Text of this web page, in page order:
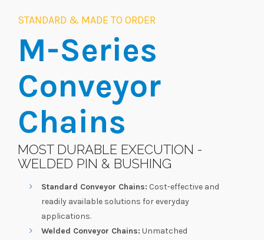
STANDARD & MADE TO ORDER
M-Series
Conveyor
Chains
MOST DURABLE EXECUTION -
WELDED PIN & BUSHING
Standard Conveyor Chains: Cost-effective and
readily available solutions for everyday
applications.
Welded Conveyor Chains: Unmatched